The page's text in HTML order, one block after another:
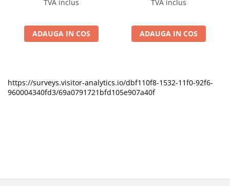
TVA inclus
ADAUGA IN COS
TVA inclus
ADAUGA IN COS
https://surveys.visitor-analytics.io/dbf110f8-1532-11f0-92f6-
960004340fd3/69a0791721bfd105e907a40f